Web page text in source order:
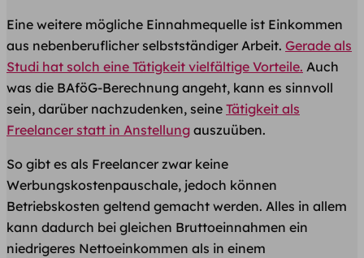
Eine weitere mögliche Einnahmequelle ist Einkommen
aus nebenberuflicher selbstständiger Arbeit. Gerade als
Studi hat solch eine Tätigkeit vielfältige Vorteile. Auch
was die BAföG-Berechnung angeht, kann es sinnvoll
sein, darüber nachzudenken, seine Tätigkeit als
Freelancer statt in Anstellung auszuüben.
So gibt es als Freelancer zwar keine
Werbungskostenpauschale, jedoch können
Betriebskosten geltend gemacht werden. Alles in allem
kann dadurch bei gleichen Bruttoeinnahmen ein
niedrigeres Nettoeinkommen als in einem